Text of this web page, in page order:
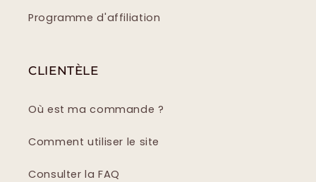
Programme d'affiliation
CLIENTÈLE
Où est ma commande ?
Comment utiliser le site
Consulter la FAQ